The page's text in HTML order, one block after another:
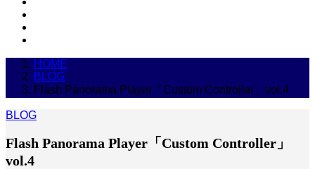
HOME
BLOG
Flash Panorama Player「Custom Controller」vol.4
BLOG
Flash Panorama Player「Custom Controller」
vol.4